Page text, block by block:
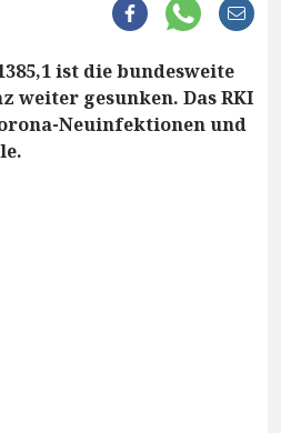
ist die bundesweite
weiter gesunken. Das RKI
Neuinfektionen und